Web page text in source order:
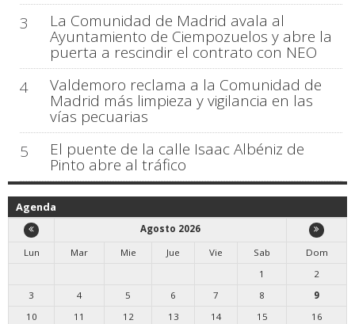
3
La Comunidad de Madrid avala al
Ayuntamiento de Ciempozuelos y abre la
puerta a rescindir el contrato con NEO
4
Valdemoro reclama a la Comunidad de
Madrid más limpieza y vigilancia en las
vías pecuarias
5
El puente de la calle Isaac Albéniz de
Pinto abre al tráfico
Agenda
Agosto 2026
Lun
Mar Mie Jue Vie Sab
Dom
1
2
3
4 5 6 7 8
9
10
11 12 13 14 15
16